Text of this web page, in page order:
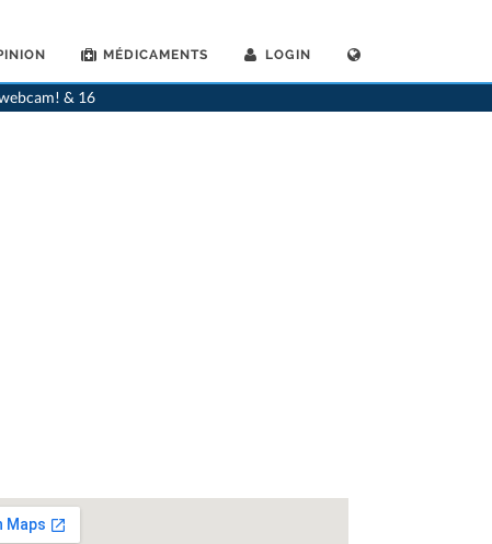
MÉDICAMENTS LOGIN
& 16
>Dr. Isabelle Schoenenberger>Rendez-vous avec Dr. Isabelle Schoenenberger